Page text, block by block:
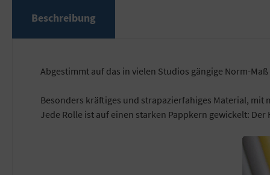
Beschreibung
Abgestimmt auf das in vielen Studios gängige Norm-Maß
Besonders kräftiges und strapazierfahiges Material,
Jede Rolle ist auf einen starken Pappkern gewickelt: